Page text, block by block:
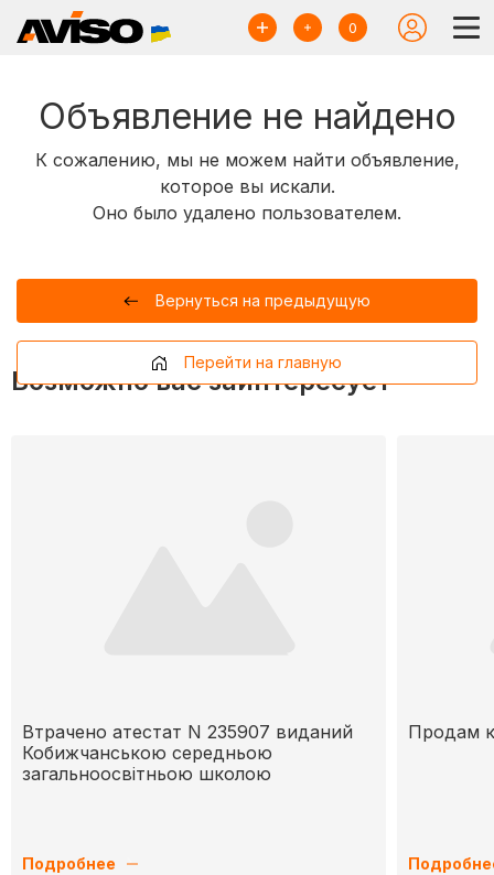
0
Объявление не найдено
К сожалению, мы не можем найти объявление,
которое вы искали.
Оно было удалено пользователем.
Вернуться на предыдущую
Перейти на главную
Возможно вас заинтересует
Втрачено атестат N 235907 виданий
Кобижчанською середньою
загальноосвітньою школою
Подробнее
Продам